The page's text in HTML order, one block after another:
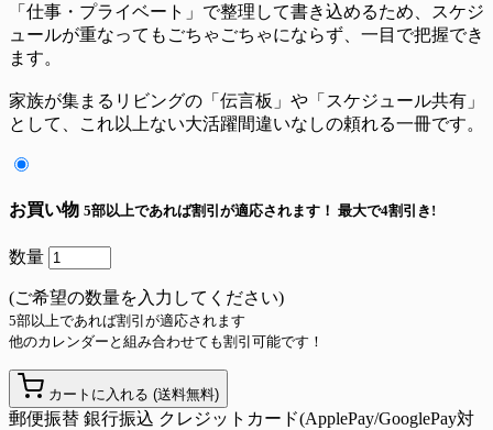
「仕事・プライベート」で整理して書き込めるため、スケジ
ュールが重なってもごちゃごちゃにならず、一目で把握でき
ます。
家族が集まるリビングの「伝言板」や「スケジュール共有」
として、これ以上ない大活躍間違いなしの頼れる一冊です。
お買い物 5部以上であれば割引が適応されます！ 最大で4割引き!
数量
(ご希望の数量を入力してください)
5部以上であれば割引が適応されます
他のカレンダーと組み合わせても割引可能です！
カートに入れる (送料無料)
郵便振替 銀行振込 クレジットカード(ApplePay/GooglePay対